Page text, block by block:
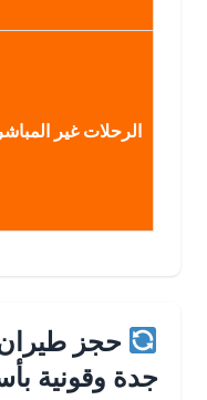
الرحلات غير المباشرة
حجز طيران
جدة وقونية